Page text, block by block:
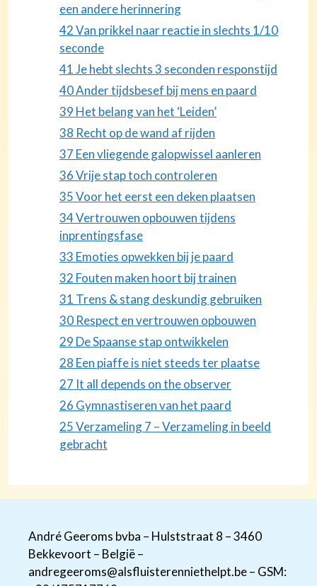
een andere herinnering
42 Van prikkel naar reactie in slechts 1/10
seconde
41 Je hebt slechts 3 seconden responstijd
40 Ander tijdsbesef bij mens en paard
39 Het belang van het ‘Leiden’
38 Recht op de wand af rijden
37 Een vliegende galopwissel aanleren
36 Vrije stap toch controleren
35 Voor het eerst een deken plaatsen
34 Vertrouwen opbouwen tijdens
inprentingsfase
33 Emoties opwekken bij je paard
32 Fouten maken hoort bij trainen
31 Trens & stang deskundig gebruiken
30 Respect en vertrouwen opbouwen
29 De Spaanse stap ontwikkelen
28 Een piaffe is niet steeds ter plaatse
27 It all depends on the observer
26 Gymnastiseren van het paard
25 Verzameling 7 – Verzameling in beeld
gebracht
André Geeroms bvba – Hulststraat 8 – 3460
Bekkevoort – België –
andregeeroms@alsfluisterenniethelpt.be – GSM: